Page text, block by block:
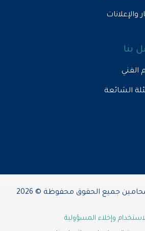
والإعلانات
الشائعة
جميع الحقوق محفوظة © 2026
وإخلاء المسؤولية